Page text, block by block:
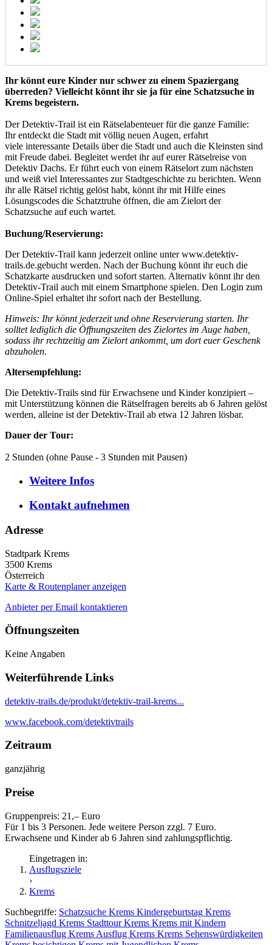
Ihr könnt eure Kinder nur schwer zu einem Spaziergang
überreden? Vielleicht könnt ihr sie ja für eine Schatzsuche in
Krems begeistern.
Der Detektiv-Trail ist ein Rätselabenteuer für die ganze Familie:
Ihr entdeckt die Stadt mit völlig neuen Augen, erfahrt
viele interessante Details über die Stadt und auch die Kleinsten sind
mit Freude dabei. Begleitet werdet ihr auf eurer Rätselreise von
Detektiv Dachs. Er führt euch von einem Rätselort zum nächsten
und weiß viel Interessantes zur Stadtgeschichte zu berichten. Wenn
ihr alle Rätsel richtig gelöst habt, könnt ihr mit Hilfe eines
Lösungscodes die Schatztruhe öffnen, die am Zielort der
Schatzsuche auf euch wartet.
Buchung/Reservierung:
Der Detektiv-Trail kann jederzeit online unter www.detektiv-
trails.de.gebucht werden. Nach der Buchung könnt ihr euch die
Schatzkarte ausdrucken und sofort starten. Alternativ könnt ihr den
Detektiv-Trail auch mit einem Smartphone spielen. Den Login zum
Online-Spiel erhaltet ihr sofort nach der Bestellung.
Hinweis: Ihr könnt jederzeit und ohne Reservierung starten. Ihr
solltet lediglich die Öffnungszeiten des Zielortes im Auge haben,
sodass ihr rechtzeitig am Zielort ankommt, um dort euer Geschenk
abzuholen.
Altersempfehlung:
Die Detektiv-Trails sind für Erwachsene und Kinder konzipiert –
mit Unterstützung können die Rätselfragen bereits ab 6 Jahren gelöst
werden, alleine ist der Detektiv-Trail ab etwa 12 Jahren lösbar.
Dauer der Tour:
2 Stunden (ohne Pause - 3 Stunden mit Pausen)
Weitere Infos
Kontaktaufnehmen
Adresse
Stadtpark Krems
3500 Krems
Österreich
Karte & Routenplaner anzeigen
Anbieter per Email kontaktieren
Öffnungszeiten
Keine Angaben
Weiterführende Links
detektiv-trails.de/produkt/detektiv-trail-krems...
www.facebook.com/detektivtrails
Zeitraum
ganzjährig
Preise
Gruppenpreis: 21,– Euro
Für 1 bis 3 Personen. Jede weitere Person zzgl. 7 Euro.
Erwachsene und Kinder ab 6 Jahren sind zahlungspflichtig.
Eingetragen in:
Ausflugsziele
›
Krems
Suchbegriffe: Schatzsuche Krems Kindergeburtstag Krems
Schnitzeljagd Krems Stadttour Krems Krems mit Kindern
Familienausflug Krems Ausflug Krems Krems Sehenswürdigkeiten